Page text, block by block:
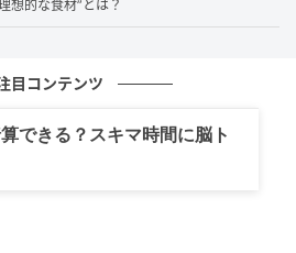
口も診てもらう」という視点
科が連携して管理する取り組
想的な食材”とは？
目コンテンツ
できる？スキマ時間に脳ト